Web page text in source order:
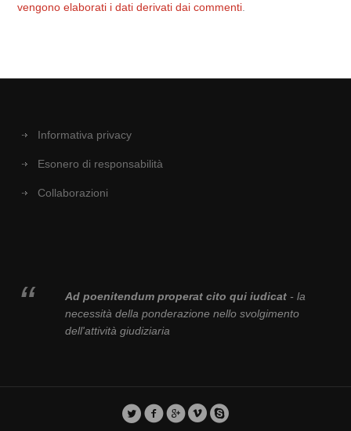
vengono elaborati i dati derivati dai commenti
Informativa privacy
Esonero di responsabilità
Collaborazioni
Ad poenitendum properat cito qui iudicat- la
necessità della ponderazione nello svolgimento
dell'attività giudiziaria